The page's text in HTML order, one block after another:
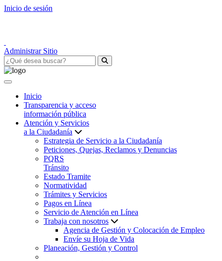
Inicio de sesión
Administrar Sitio
Inicio
Transparencia y acceso
información pública
Atención y Servicios
a la Ciudadanía
Estrategia de Servicio a la Ciudadanía
Peticiones, Quejas, Reclamos y Denuncias
PQRS
Tránsito
Estado Tramite
Normatividad
Trámites y Servicios
Pagos en Línea
Servicio de Atención en Línea
Trabaja con nosotros
Agencia de Gestión y Colocación de Empleo
Envíe su Hoja de Vida
Planeación, Gestión y Control